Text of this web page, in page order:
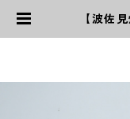
【波佐